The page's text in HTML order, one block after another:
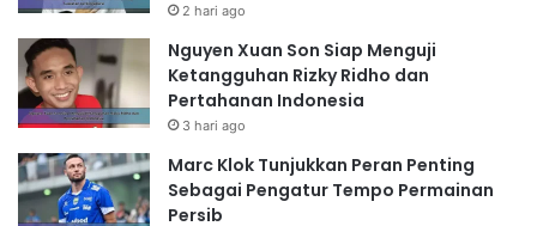
2 hari ago
Nguyen Xuan Son Siap Menguji
Ketangguhan Rizky Ridho dan
Pertahanan Indonesia
3 hari ago
Marc Klok Tunjukkan Peran Penting
Sebagai Pengatur Tempo Permainan
Persib